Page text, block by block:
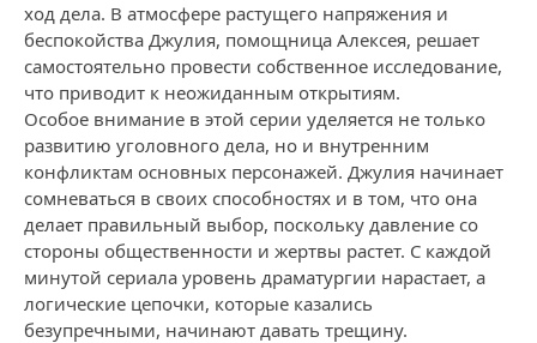
ход дела. В атмосфере растущего напряжения и
беспокойства Джулия, помощница Алексея, решает
самостоятельно провести собственное исследование,
что приводит к неожиданным открытиям.
Особое внимание в этой серии уделяется не только
развитию уголовного дела, но и внутренним
конфликтам основных персонажей. Джулия начинает
сомневаться в своих способностях и в том, что она
делает правильный выбор, поскольку давление со
стороны общественности и жертвы растет. С каждой
минутой сериала уровень драматургии нарастает, а
логические цепочки, которые казались
безупречными, начинают давать трещину.